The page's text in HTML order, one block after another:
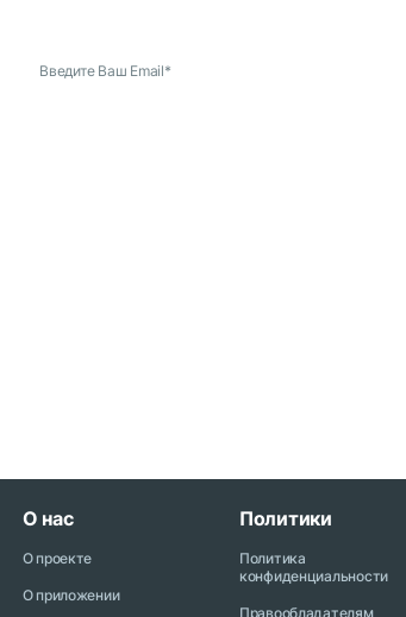
Введите Ваш Email*
О нас
О проекте
О приложении
Политики
Политика
конфиденциальности
Правообладателям